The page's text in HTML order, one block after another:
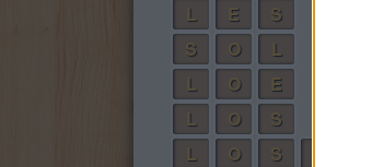
L
E
S
S
O
L
L
O
E
L
O
S
L
O S